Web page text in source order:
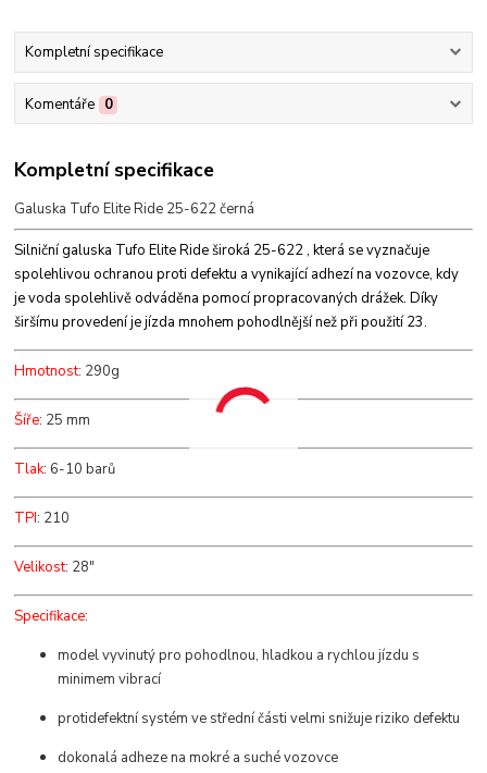
Kompletní specifikace
Komentáře 0
Kompletní specifikace
Galuska Tufo Elite Ride 25-622 černá
Silniční galuska Tufo Elite Ride široká 25-622 , která se vyznačuje
spolehlivou ochranou proti defektu a vynikající adhezí na vozovce, kdy
je voda spolehlivě odváděna pomocí propracovaných drážek. Díky
širšímu provedení je jízda mnohem pohodlnější než při použití 23.
Hmotnost: 290g
Šíře: 25 mm
Tlak: 6-10 barů
TPI: 210
Velikost: 28"
Specifikace:
model vyvinutý pro pohodlnou, hladkou a rychlou jízdu s
minimem vibrací
protidefektní systém ve střední části velmi snižuje riziko defektu
dokonalá adheze na mokré a suché vozovce